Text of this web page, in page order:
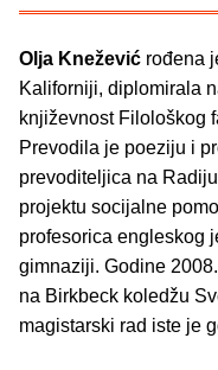
Olja Knežević rođena
Kaliforniji, diplomirala
književnost Filološkog
Prevodila je poeziju i
prevoditeljica na
projektu socijalne
profesorica engleskog
gimnaziji. Godine
na Birkbeck koledžu
magistarski rad iste je